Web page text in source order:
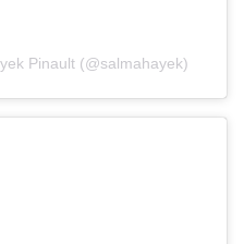
Pinault (@salmahayek)